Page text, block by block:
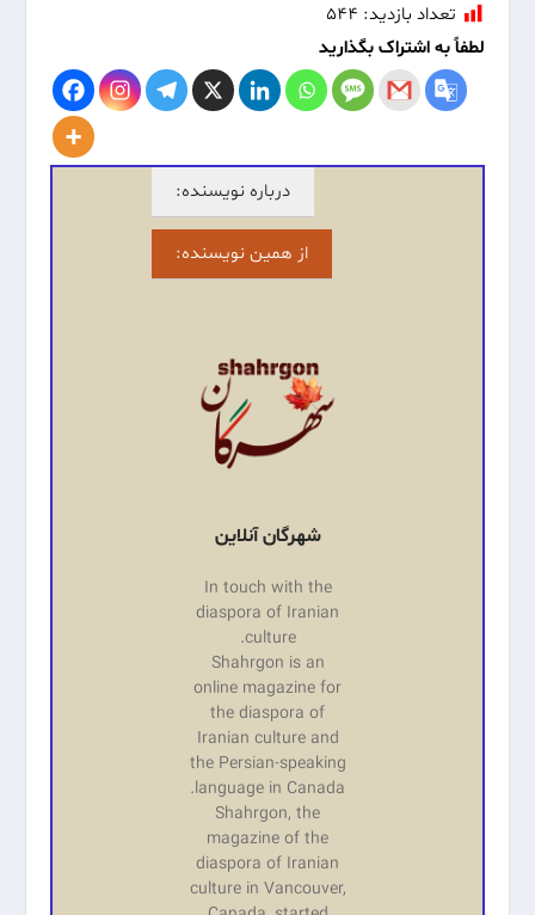
تعداد بازدید: ۵۴۴
لطفاً به اشتراک بگذارید
درباره نویسنده:
از همین نویسنده:
شهرگان آنلاین
In touch with the
diaspora of Iranian
culture.
Shahrgon is an
online magazine for
the diaspora of
Iranian culture and
the Persian-speaking
language in Canada.
Shahrgon, the
magazine of the
diaspora of Iranian
culture in Vancouver,